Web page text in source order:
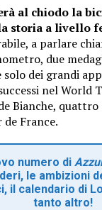
al chiodo la
storia a livello
a parlare
due
solo dei grandi
nel World
Bianche,
France.
numero di
le ambizioni
il calendario di
tanto altro!